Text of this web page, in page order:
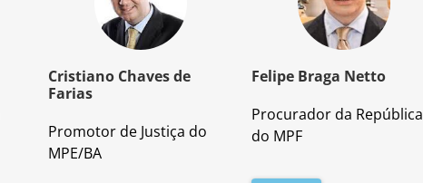
Cristiano Chaves de
Farias
Promotor de Justiça do
MPE/BA
Felipe Braga Netto
Procurador da República
do MPF